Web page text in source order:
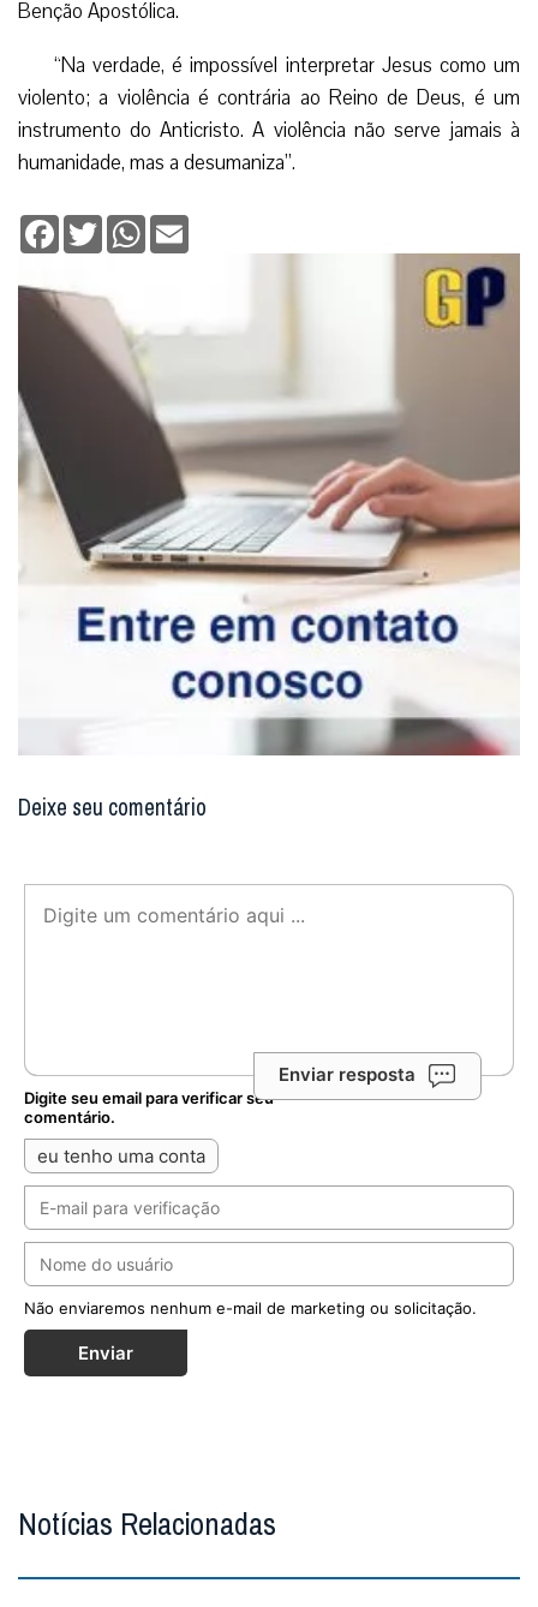
Benção Apostólica.
“Na verdade, é impossível interpretar Jesus como um
violento; a violência é contrária ao Reino de Deus, é um
instrumento do Anticristo. A violência não serve jamais à
humanidade, mas a desumaniza”.
Facebook
TwitterWhatsApp
Deixe seu comentário
Enviar resposta
Digite seu email para verificar seu
comentário.
eu tenho uma conta
Não enviaremos nenhum e-mail de marketing ou solicitação.
Enviar
Notícias Relacionadas